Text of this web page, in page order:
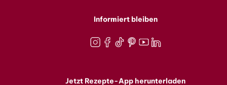
Informiert bleiben
Jetzt Rezepte-App herunterladen